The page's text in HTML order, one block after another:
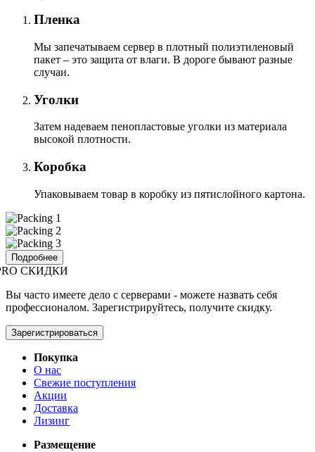
Пленка
Мы запечатываем сервер в плотный полиэтиленовый
пакет – это защита от влаги. В дороге бывают разные
случаи.
Уголки
Затем надеваем пенопластовые уголки из материала
высокой плотности.
Коробка
Упаковываем товар в коробку из пятислойного картона.
Подробнее
СКИДКИ
Вы часто имеете дело с серверами - можете назвать себя
профессионалом. Зарегистрируйтесь, получите скидку.
Зарегистрироваться
Покупка
О нас
Свежие поступления
Акции
Доставка
Лизинг
Размещение